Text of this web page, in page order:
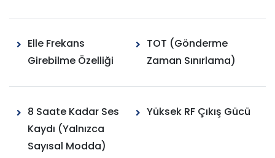
Elle Frekans
Girebilme Özelliği
TOT (Gönderme
Zaman Sınırlama)
8 Saate Kadar Ses
Kaydı (Yalnızca
Sayısal Modda)
Yüksek RF Çıkış Gücü